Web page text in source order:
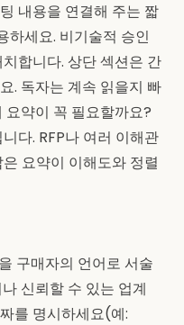
내용을 연결해 주는 짧
하세요. 비기술적 승인
합니다. 상단 섹션은 간
. 독자는 계속 읽을지 빠
요약이 꼭 필요할까요?
다. RFP나 여러 이해관
요약이 이해도와 정렬
구매자의 언어로 서술
신뢰할 수 있는 업계
를 명시하세요(예: